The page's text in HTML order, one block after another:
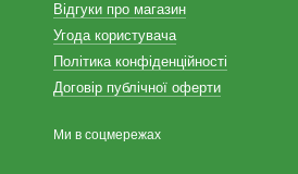
Відгуки про магазин
Угода користувача
Політика конфіденційності
Договір публічної оферти
Ми в соцмережах